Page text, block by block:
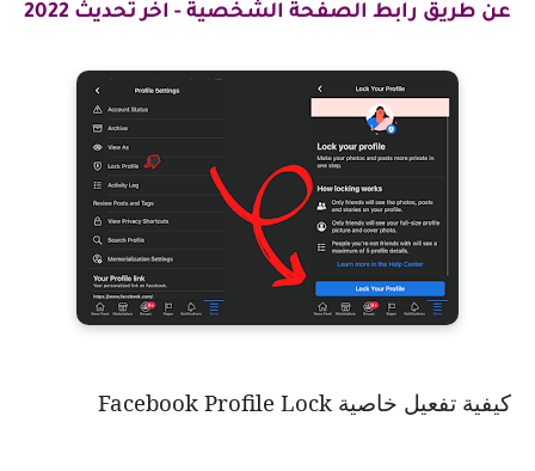
عن طريق رابط الصفحة الشخصية - اخر تحديث 2022
كيفية تفعيل خاصيةFacebook Profile Lock